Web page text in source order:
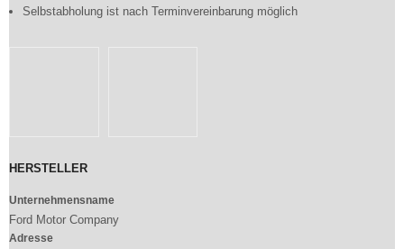
Selbstabholung ist nach Terminvereinbarung möglich
HERSTELLER
Unternehmensname
Ford Motor Company
Adresse